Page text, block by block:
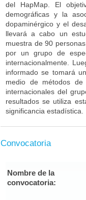
del HapMap. El
demográficas y la
dopaminérgico y el
llevará a cabo un
muestra de 90
por un grupo de
internacionalmente.
informado se tomará
medio de métodos de
internacionales del
resultados se utiliza
significancia estadística.
Convocatoria
Nombre de la
convocatoria: